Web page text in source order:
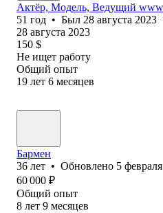
Актёр, Модель, Ведущий
51 год • Был 28 августа 2023
28 августа 2023
150 $
Не ищет работу
Общий опыт
19 лет 6 месяцев
Бармен
36 лет • Обновлено 5
60 000 ₽
Общий опыт
8 лет 9 месяцев